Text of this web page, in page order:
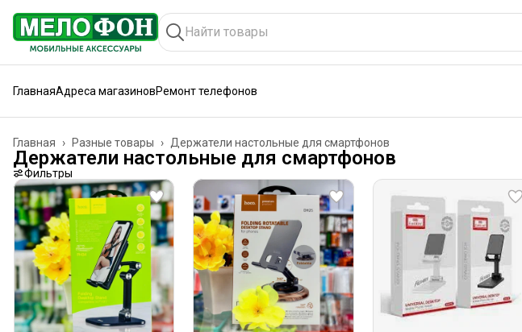
ГлавнаяАдреса магазиновРемонт телефонов
Держатели настольные для смартфонов
Разные товары ›
Главная ›
Держатели настольные для смартфонов
Фильтры